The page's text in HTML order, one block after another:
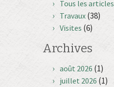
Tous les articles
Travaux (38)
Visites (6)
Archives
août 2026 (1)
juillet 2026 (1)